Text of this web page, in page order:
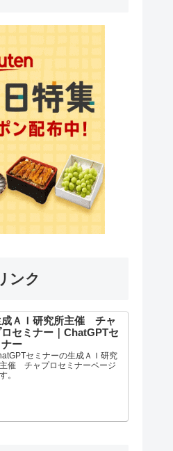
ンク
成ＡＩ研究所主催 チャ
ロセミナー｜ChatGPTセ
ナー
セミナーの生成ＡＩ研究
催 チャプロセミナーページ
。